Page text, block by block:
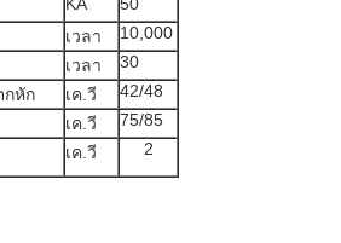
เวลา
10,000
เวลา
30
กหัก เค.วี
42/48
เค.วี
75/85
เค.วี 2